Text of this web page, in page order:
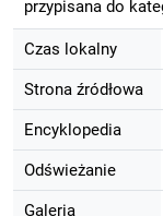
przypisana do
Czas lokalny
Strona źródłowa
Encyklopedia
Odświeżanie
Galeria